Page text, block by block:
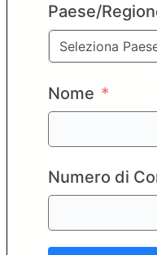
Paese/
Seleziona
Nome
Numero di